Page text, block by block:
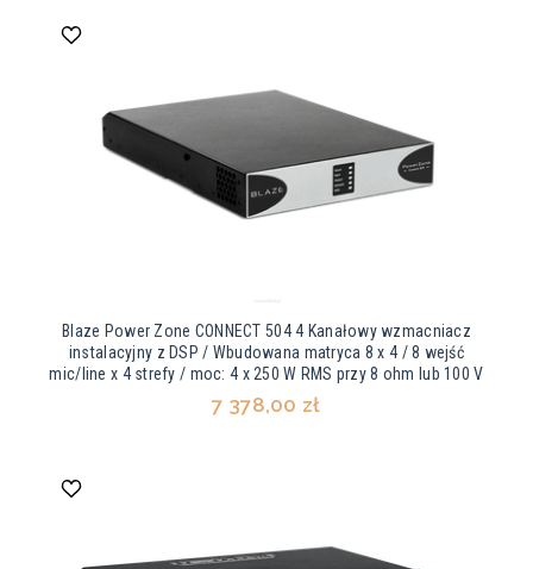
Blaze Power Zone CONNECT 504 4 Kanałowy wzmacniacz
instalacyjny z DSP / Wbudowana matryca 8 x 4 / 8 wejść
mic/line x 4 strefy / moc: 4 x 250 W RMS przy 8 ohm lub 100 V
7 378,00 zł